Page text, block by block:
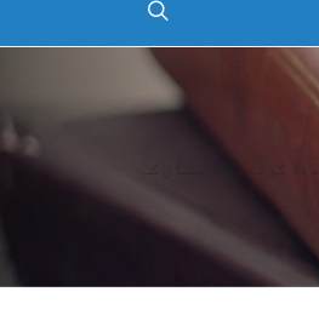
کرتے ہوۓ آسمان ک...